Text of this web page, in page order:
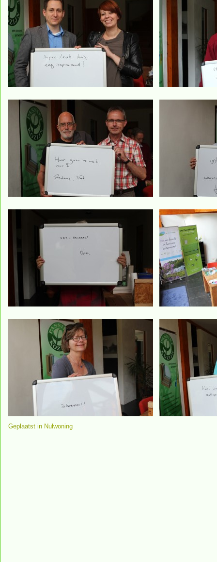
Geplaatst in Nulwoning